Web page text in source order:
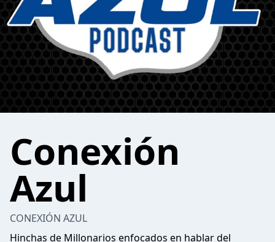
Conexión
Azul
CONEXIÓN AZUL
Hinchas de Millonarios enfocados en hablar del